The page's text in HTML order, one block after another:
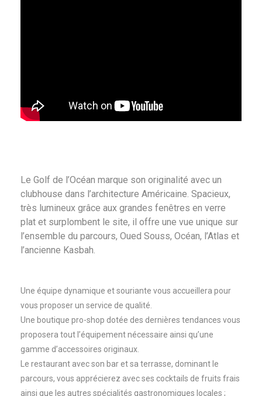
Le Golf de l’Océan marque son originalité avec un
clubhouse dans l’architecture Américaine. Spacieux,
très lumineux grâce aux grandes fenêtres en verre
plat et surplombent le site, il offre une vue unique sur
l’ensemble du parcours, Oued Souss, Océan, l’Atlas et
l’ancienne Kasbah.
Une équipe dynamique et souriante vous accueillera pour
vous proposer un service de qualité.
Une boutique pro-shop dotée des dernières tendances vous
proposera tout l’équipement nécessaire ainsi qu’une
gamme d’accessoires originaux.
Le restaurant avec son bar et sa terrasse, dominant le
parcours, vous apprécierez avec ses cocktails de fruits frais
ainsi que les autres spécialités gastronomiques locales ;